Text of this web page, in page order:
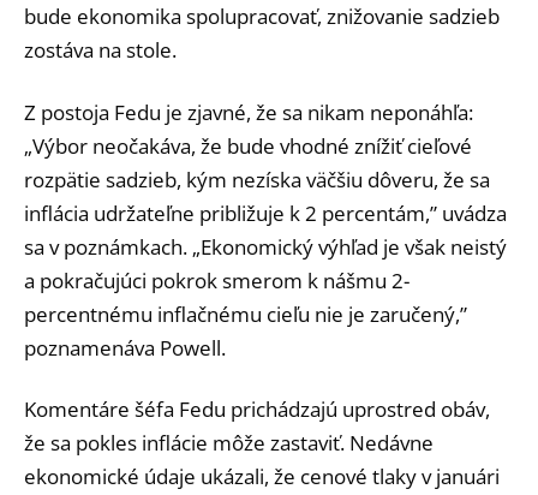
bude ekonomika spolupracovať, znižovanie sadzieb
zostáva na stole.
Z postoja Fedu je zjavné, že sa nikam neponáhľa:
„Výbor neočakáva, že bude vhodné znížiť cieľové
rozpätie sadzieb, kým nezíska väčšiu dôveru, že sa
inflácia udržateľne približuje k 2 percentám,” uvádza
sa v poznámkach. „Ekonomický výhľad je však neistý
a pokračujúci pokrok smerom k nášmu 2-
percentnému inflačnému cieľu nie je zaručený,”
poznamenáva Powell.
Komentáre šéfa Fedu prichádzajú uprostred obáv,
že sa pokles inflácie môže zastaviť. Nedávne
ekonomické údaje ukázali, že cenové tlaky v januári